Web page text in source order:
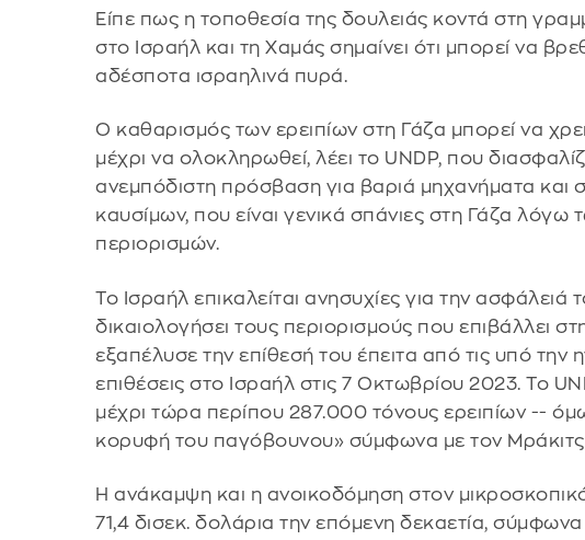
Είπε πως η τοποθεσία της δουλειάς κοντά στη
στο Ισραήλ και τη Χαμάς σημαίνει ότι μπορεί να
αδέσποτα ισραηλινά πυρά.
Ο καθαρισμός των ερειπίων στη Γάζα μπορεί να
μέχρι να ολοκληρωθεί, λέει το UNDP, που
ανεμπόδιστη πρόσβαση για βαριά μηχανήματα και
καυσίμων, που είναι γενικά σπάνιες στη Γάζα λόγω
περιορισμών.
Το Ισραήλ επικαλείται ανησυχίες για την ασφάλειά
δικαιολογήσει τους περιορισμούς που επιβάλλει
εξαπέλυσε την επίθεσή του έπειτα από τις υπό την
επιθέσεις στο Ισραήλ στις 7 Οκτωβρίου 2023. Το
μέχρι τώρα περίπου 287.000 τόνους ερειπίων --
κορυφή του παγόβουνου» σύμφωνα με τον Μράκιτς
Η ανάκαμψη και η ανοικοδόμηση στον
71,4 δισεκ. δολάρια την επόμενη δεκαετία, σύμφωνα